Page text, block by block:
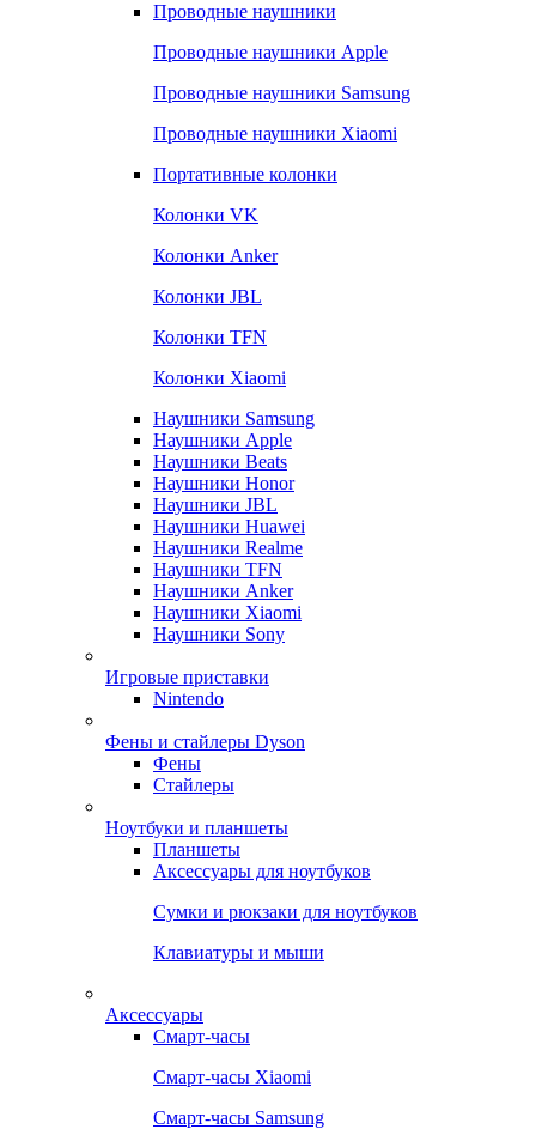
Проводные наушники
Проводные наушники Apple
Проводные наушники Samsung
Проводные наушники Xiaomi
Портативные колонки
Колонки VK
Колонки Anker
Колонки JBL
Колонки TFN
Колонки Xiaomi
Наушники Samsung
Наушники Apple
Наушники Beats
Наушники Honor
Наушники JBL
Наушники Huawei
Наушники Realme
Наушники TFN
Наушники Anker
Наушники Xiaomi
Наушники Sony
Игровые приставки
Nintendo
Фены и стайлеры Dyson
Фены
Стайлеры
Ноутбуки и планшеты
Планшеты
Аксессуары для ноутбуков
Сумки и рюкзаки для ноутбуков
Клавиатуры и мыши
Аксессуары
Смарт-часы
Смарт-часы Xiaomi
Смарт-часы Samsung